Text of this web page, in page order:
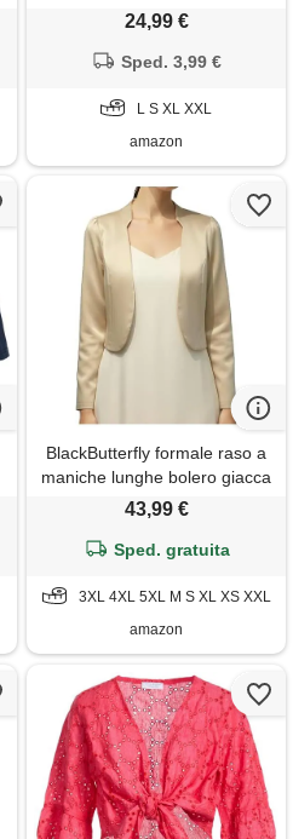
maniche a 3/4 giacca bolero
estiva vintage cardigan
coprispalle per abito blu navy l
24,99 €
Sped. 3,99 €
L S XL XXL
amazon
BlackButterfly formale raso a
maniche lunghe bolero giacca
(oro champagne, 4xl)
43,99 €
Sped. gratuita
3XL 4XL 5XL M S XL XS XXL
amazon